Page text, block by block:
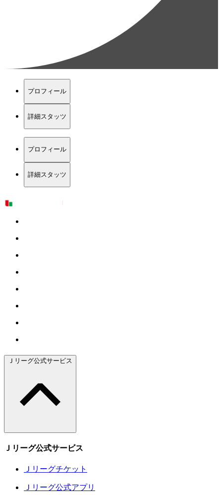
プロフィール
詳細スタッツ
プロフィール
詳細スタッツ
Ｊリーグ公式サービス
Ｊリーグ公式サービス
Ｊリーグチケット
Ｊリーグ公式アプリ